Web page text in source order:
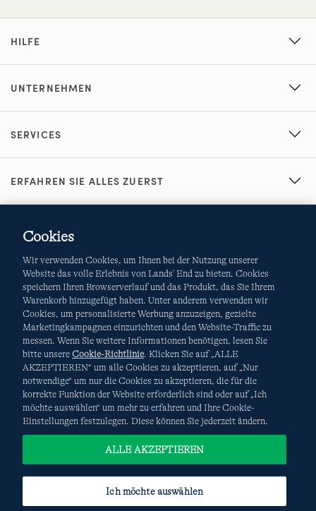
HILFE
UNTERNEHMEN
SERVICES
ERFAHREN SIE ALLES ZUERST
AGB Datenschutz & Sicherheit
Cookies-Ich möchte auswählen Site Map
Internationale Websites
Diese Website ist durch reCAPTCHA geschützt. Es gelten die
DatenschutzerklärungundNutzungsbedingungen
Google.
Cookies
Wir verwenden Cookies, um Ihnen bei der Nutzung unserer
Website das volle Erlebnis von Lands' End zu bieten. Cookies
speichern Ihren Browserverlauf und das Produkt, das Sie Ihrem
Warenkorb hinzugefügt haben. Unter anderem verwenden wir
Cookies, um personalisierte Werbung anzuzeigen, gezielte
Marketingkampagnen einzurichten und den Website-Traffic zu
messen. Wenn Sie weitere Informationen benötigen, lesen Sie
bitte unsere Cookie-Richtlinie. Klicken Sie auf „ALLE
AKZEPTIEREN“ um alle Cookies zu akzeptieren, auf „Nur
notwendige“ um nur die Cookies zu akzeptieren, die für die
korrekte Funktion der Website erforderlich sind oder auf „Ich
möchte auswählen“ um mehr zu erfahren und Ihre Cookie-
Einstellungen festzulegen. Diese können Sie jederzeit ändern.
Ich möchte auswählen
ALLE AKZEPTIEREN